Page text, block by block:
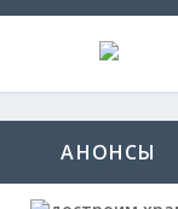
АНОНСЫ